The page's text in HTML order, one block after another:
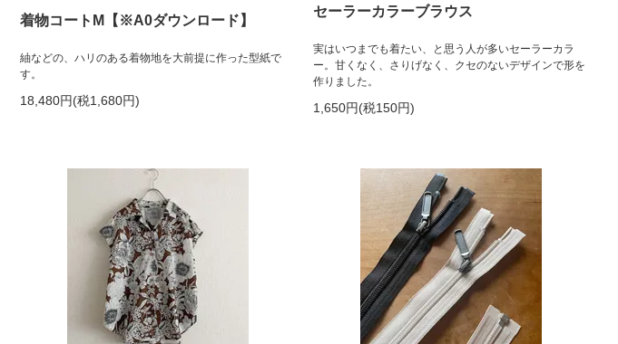
着物コートM【※A0ダウンロード】
紬などの、ハリのある着物地を大前提に作った型紙で
す。
18,480円(税1,680円)
セーラーカラーブラウス
実はいつまでも着たい、と思う人が多いセーラーカラ
ー。甘くなく、さりげなく、クセのないデザインで形を
作りました。
1,650円(税150円)